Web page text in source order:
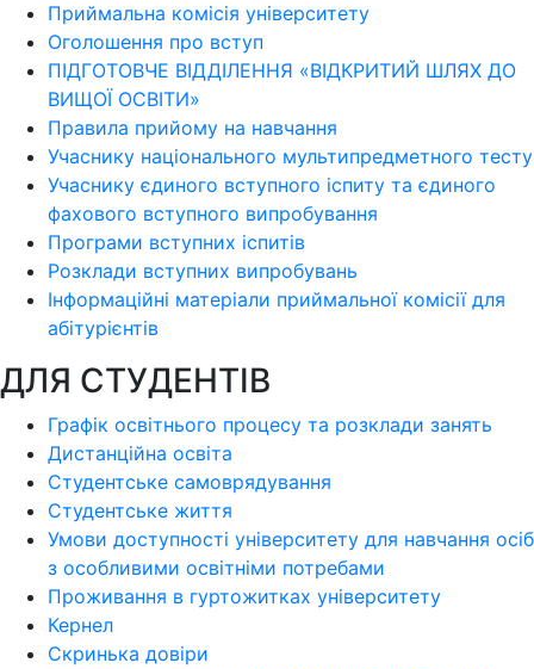
Приймальна комісія університету
Оголошення про вступ
ПІДГОТОВЧЕ ВІДДІЛЕННЯ «ВІДКРИТИЙ ШЛЯХ ДО
ВИЩОЇ ОСВІТИ»
Правила прийому на навчання
Учаснику національного мультипредметного тесту
Учаснику єдиного вступного іспиту та єдиного
фахового вступного випробування
Програми вступних іспитів
Розклади вступних випробувань
Інформаційні матеріали приймальної комісії для
абітурієнтів
ДЛЯ СТУДЕНТІВ
Графік освітнього процесу та розклади занять
Дистанційна освіта
Студентське самоврядування
Студентське життя
Умови доступності університету для навчання осіб
з особливими освітніми потребами
Проживання в гуртожитках університету
Кернел
Скринька довіри